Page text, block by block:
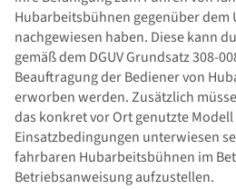
Hubarbeitsbühnen gegenüber dem
nachgewiesen haben. Diese kann
gemäß dem DGUV Grundsatz 308-
Beauftragung der Bediener von
erworben werden. Zusätzlich
das konkret vor Ort genutzte
Einsatzbedingungen unterwiesen
fahrbaren Hubarbeitsbühnen im
Betriebsanweisung aufzustellen.